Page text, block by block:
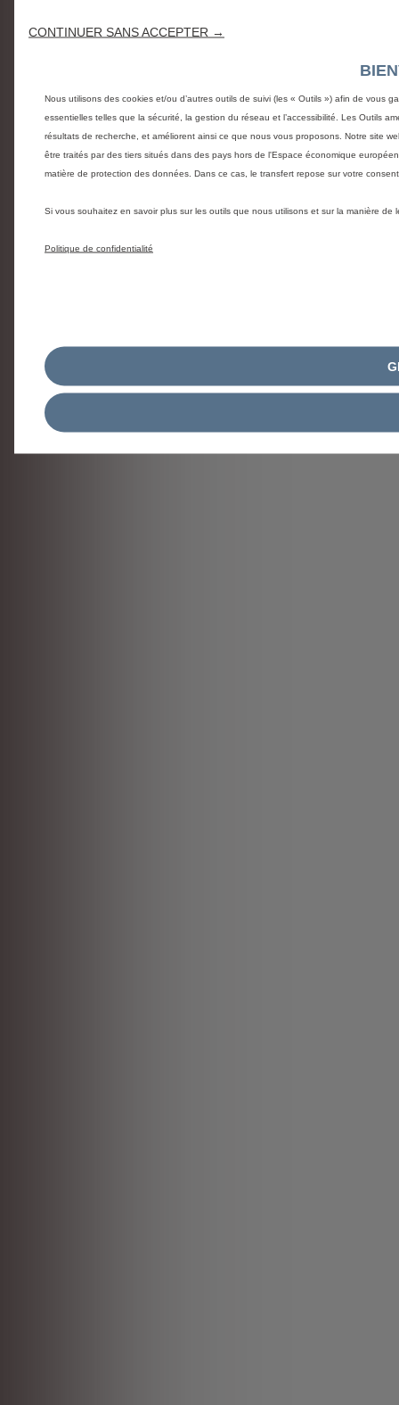
CONTINUER SANS ACCEPTER →
Nous utilisons des cookies et/ou d’autres outils de suivi (les « Outils ») afin de vous
essentielles telles que la sécurité, la gestion du réseau et l’accessibilité. Les Outils
résultats de recherche, et améliorent ainsi ce que nous vous proposons. Notre site
être traités par des tiers situés dans des pays hors de l'Espace économique
matière de protection des données. Dans ce cas, le transfert repose sur votre
Si vous souhaitez en savoir plus sur les outils que nous utilisons et sur la manière
Politique de confidentialité